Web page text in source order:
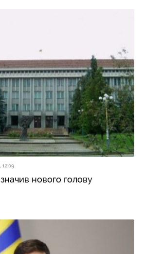
12:09
нового голову